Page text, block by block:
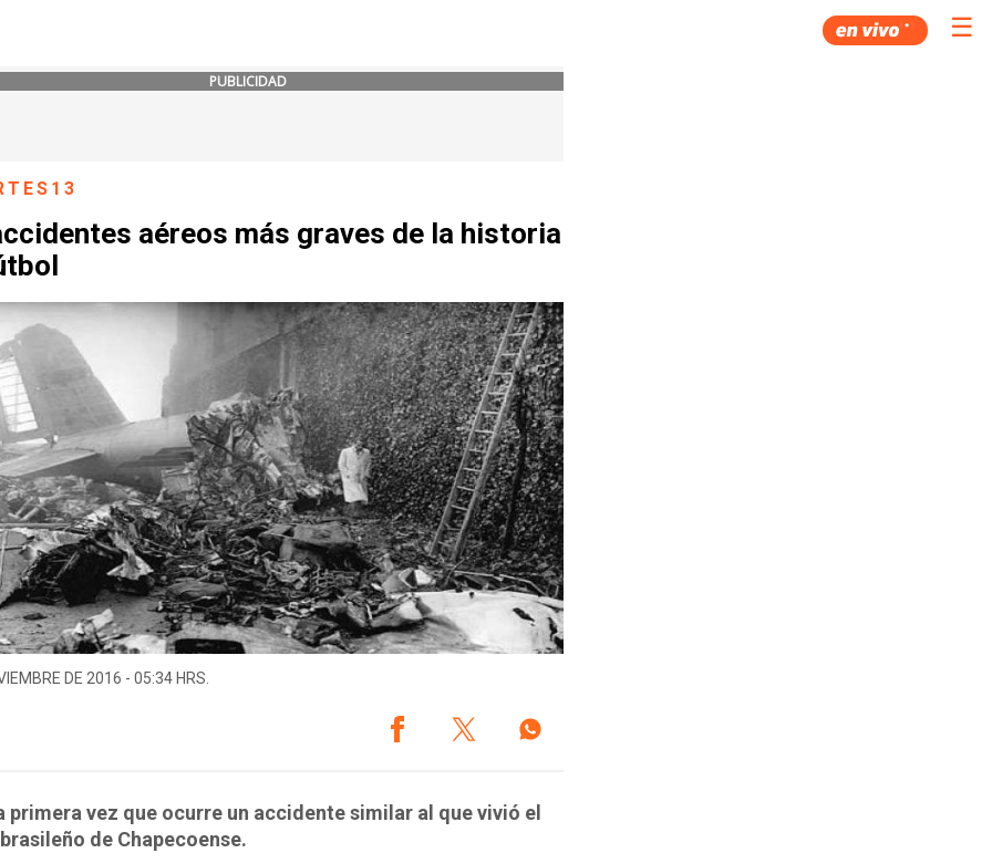
☰
PUBLICIDAD
aéreos más graves de la historia
DE 2016 - 05:34 HRS.
primera vez que ocurre un accidente similar al que vivió el
de Chapecoense.